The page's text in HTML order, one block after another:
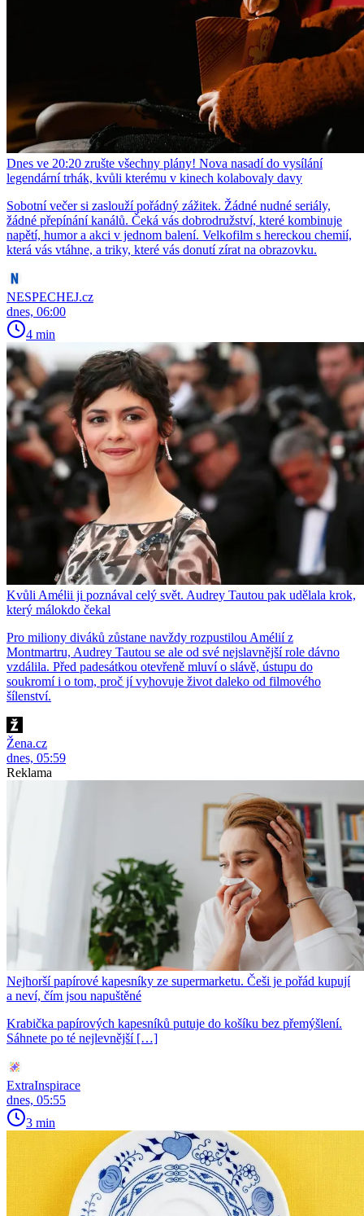
Dnes ve 20:20 zrušte všechny plány! Nova nasadí do vysílání
legendární trhák, kvůli kterému v kinech kolabovaly davy
Sobotní večer si zaslouží pořádný zážitek. Žádné nudné seriály,
žádné přepínání kanálů. Čeká vás dobrodružství, které kombinuje
napětí, humor a akci v jednom balení. Velkofilm s hereckou chemií,
která vás vtáhne, a triky, které vás donutí zírat na obrazovku.
NESPECHEJ.cz
dnes, 06:00
4 min
Kvůli Amélii ji poznával celý svět. Audrey Tautou pak udělala krok,
který málokdo čekal
Pro miliony diváků zůstane navždy rozpustilou Amélií z
Montmartru, Audrey Tautou se ale od své nejslavnější role dávno
vzdálila. Před padesátkou otevřeně mluví o slávě, ústupu do
soukromí i o tom, proč jí vyhovuje život daleko od filmového
šílenství.
Žena.cz
dnes, 05:59
Reklama
Nejhorší papírové kapesníky ze supermarketu. Češi je pořád kupují
a neví, čím jsou napuštěné
Krabička papírových kapesníků putuje do košíku bez přemýšlení.
Sáhnete po té nejlevnější […]
ExtraInspirace
dnes, 05:55
3 min